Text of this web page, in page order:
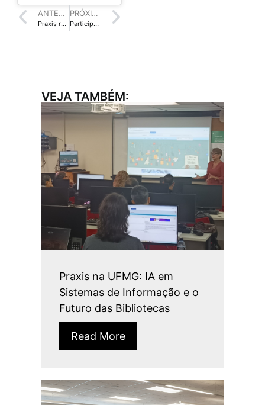
ANTERIOR
Praxis realiza apresentação do i10 Bibliotecas para estudantes da UFMG
PRÓXIMO
Participe do 35º Painel Biblioteconomia em Santa Catarina
VEJA TAMBÉM:
Praxis na UFMG: IA em
Sistemas de Informação e o
Futuro das Bibliotecas
Read More